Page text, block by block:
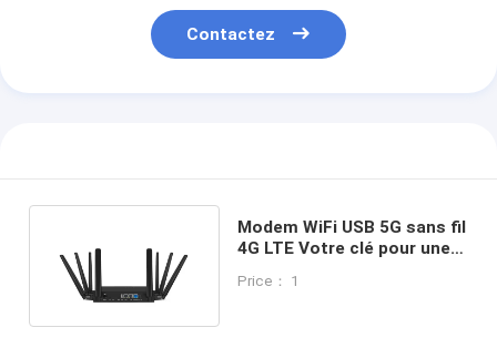
Contactez
Modem WiFi USB 5G sans fil
4G LTE Votre clé pour une
transparente
Price： 1